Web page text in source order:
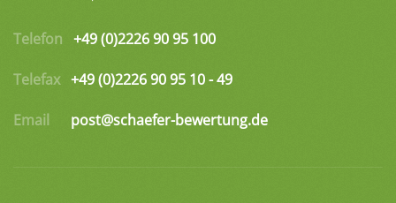
Telefon +49 (0)2226 90 95 100
Telefax +49 (0)2226 90 95 10 - 49
Email post@schaefer-bewertung.de